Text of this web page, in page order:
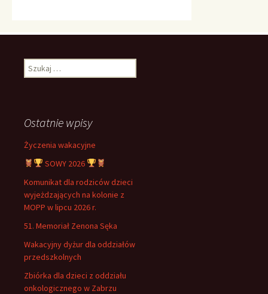
Szukaj:
Ostatnie wpisy
Życzenia wakacyjne
SOWY 2026
Komunikat dla rodziców dzieci
wyjeżdzających na kolonie z
MOPP w lipcu 2026 r.
51. Memoriał Zenona Sęka
Wakacyjny dyżur dla oddziałów
przedszkolnych
Zbiórka dla dzieci z oddziału
onkologicznego w Zabrzu